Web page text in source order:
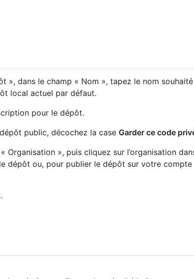
», dans le champ « Nom », tapez le nom
local actuel par défaut.
pour le dépôt.
public, décochez la case Garder ce code
Organisation », puis cliquez sur l’organisation
dépôt ou, pour publier le dépôt sur votre compte
.